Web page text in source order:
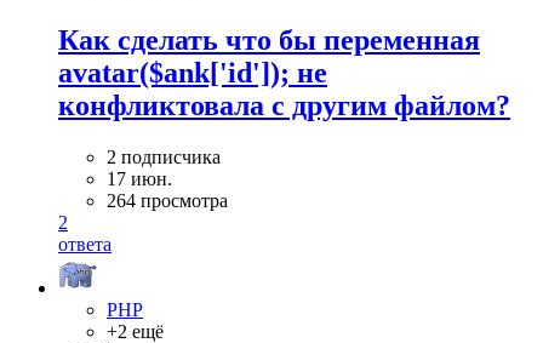
Как сделать что бы переменная
avatar($ank['id']); не
конфликтовала с другим файлом?
2 подписчика
17 июн.
264 просмотра
2
ответа
PHP
+2 ещё